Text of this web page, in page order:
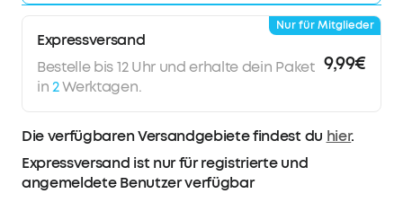
ABSOLUT STRAPAZIERFÄHIG:Mach dir dank der IP67-
Zertifizierung des Motion Boom Plus Outdoor-
Lautsprecher nie Gedanken über Wasserspritzer,
Regen, verschütteten Kaffee oder Staub.
Hinweis:Für die bestmögliche Leistung bitte die
Soundcore-App verwenden und auf die neueste
Expressversand
Bestelle bis 12 Uhr und erhalte dein Paket
in2Werktagen.
9,99€
Nur für Mitglieder
Die verfügbaren Versandgebiete findest du hier.
Expressversand ist nur für registrierte und
angemeldete Benutzer verfügbar